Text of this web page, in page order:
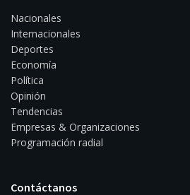
Nacionales
Internacionales
Deportes
Economía
Política
Opinión
Tendencias
Empresas & Organizaciones
Programación radial
Contáctanos